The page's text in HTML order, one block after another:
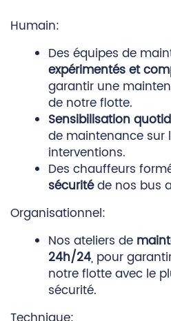
Humain:
Des équipes de
expérimentés et
garantir une
de notre flotte.
Sensibilisation
de maintenance sur
interventions.
Des chauffeurs
sécuritéde nos bus
Organisationnel:
Nos ateliers de
24h/24, pour
notre flotte avec le
sécurité.